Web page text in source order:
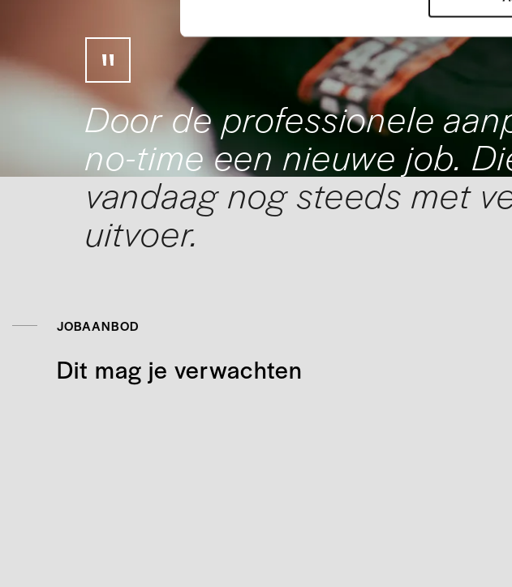
Door de professionele
no-time een nieuwe job.
vandaag nog steeds met
uitvoer.
JOBAANBOD
Dit mag je verwachten